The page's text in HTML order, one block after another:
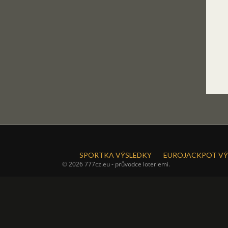
SPORTKA VÝSLEDKY EUROJACKPOT
© 2026 777cz.eu - průvodce loteriemi.